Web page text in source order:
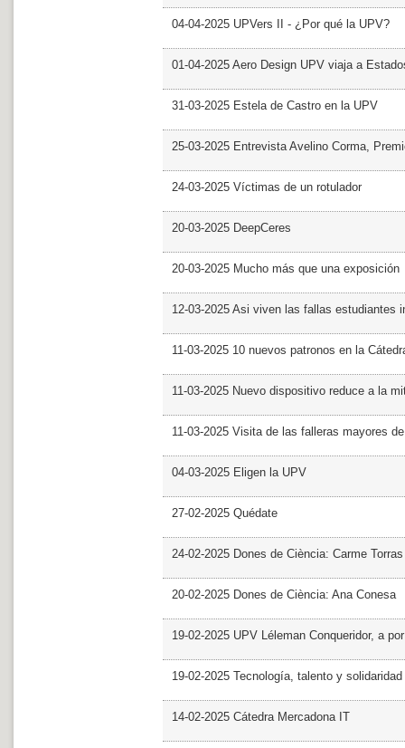
04-04-2025 UPVers II - ¿Por qué la UPV?
01-04-2025 Aero Design UPV viaja a
31-03-2025 Estela de Castro en la UPV
25-03-2025 Entrevista Avelino Corma,
24-03-2025 Víctimas de un rotulador
20-03-2025 DeepCeres
20-03-2025 Mucho más que una exposición
12-03-2025 Asi viven las fallas estudiantes
11-03-2025 10 nuevos patronos en la
11-03-2025 Nuevo dispositivo reduce a la
11-03-2025 Visita de las falleras mayores
04-03-2025 Eligen la UPV
27-02-2025 Quédate
24-02-2025 Dones de Ciència: Carme Torras
20-02-2025 Dones de Ciència: Ana Conesa
19-02-2025 UPV Léleman Conqueridor, a
19-02-2025 Tecnología, talento y
14-02-2025 Cátedra Mercadona IT